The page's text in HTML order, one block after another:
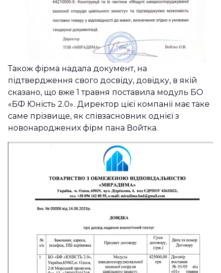
Також фірма надала документ, на
підтвердження свого досвіду, довідку, в якій
сказано, що вже 1 травня поставила модуль БО
«БФ Юність 2.0». Директор цієї компанії має таке
саме прізвище, як співзасновник однієї з
новонароджених фірм пана Войтка.